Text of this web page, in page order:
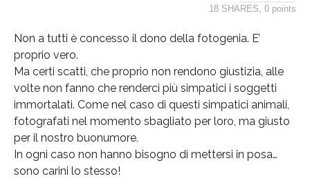
18 SHARES, 0 points
Non a tutti è concesso il dono della fotogenia. E’
proprio vero.
Ma certi scatti, che proprio non rendono giustizia, alle
volte non fanno che renderci più simpatici i soggetti
immortalati. Come nel caso di questi simpatici animali,
fotografati nel momento sbagliato per loro, ma giusto
per il nostro buonumore.
In ogni caso non hanno bisogno di mettersi in posa…
sono carini lo stesso!